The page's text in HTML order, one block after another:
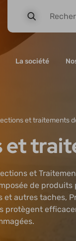
La société
et traitements
et
de
et autres taches,
protègent